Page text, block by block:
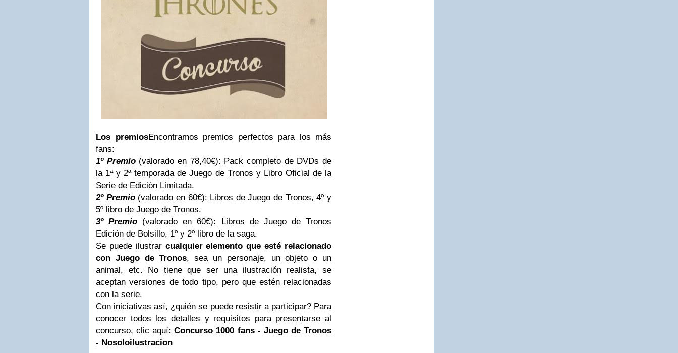
Los premiosEncontramos premios perfectos para los más
fans:
1º Premio (valorado en 78,40€): Pack completo de DVDs de
la 1ª y 2ª temporada de Juego de Tronos y Libro Oficial de la
Serie de Edición Limitada.
2º Premio(valorado en 60€): Libros de Juego de Tronos, 4º y
5º libro de Juego de Tronos.
3º Premio (valorado en 60€): Libros de Juego de Tronos
Edición de Bolsillo, 1º y 2º libro de la saga.
Se puede ilustrar cualquier elemento que esté relacionado
con Juego de Tronos, sea un personaje, un objeto o un
animal, etc. No tiene que ser una ilustración realista, se
aceptan versiones de todo tipo, pero que estén relacionadas
con la serie.
Con iniciativas así, ¿quién se puede resistir a participar? Para
conocer todos los detalles y requisitos para presentarse al
concurso, clic aquí:Concurso 1000 fans - Juego de Tronos
- Nosoloilustracion